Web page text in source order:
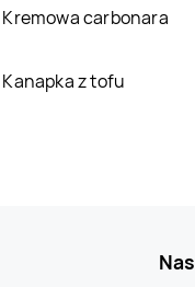
Kremowa carbonara
Kanapka z tofu